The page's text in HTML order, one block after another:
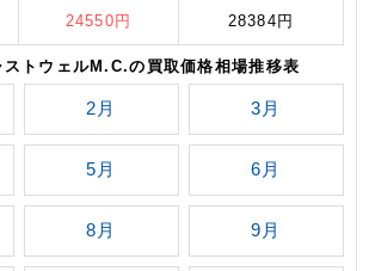
24550円 28384円
トウェルM.C.の買取価格相場推移表
2月 3月
5月 6月
8月 9月